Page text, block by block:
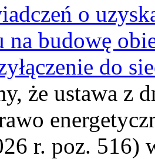
o
budowę
do
że ustawa z
r. poz. 516)